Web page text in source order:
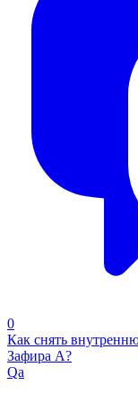
0
Как снять
Зафира А?
Qa